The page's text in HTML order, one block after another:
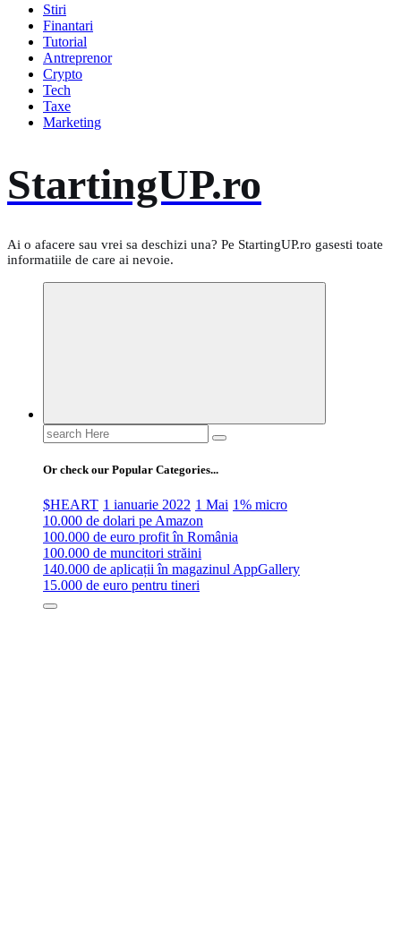
Stiri
Finantari
Tutorial
Antreprenor
Crypto
Tech
Taxe
Marketing
StartingUP.ro
Ai o afacere sau vrei sa deschizi una? Pe StartingUP.ro gasesti toate
informatiile de care ai nevoie.
Search
for:
Or check our Popular Categories...
$HEART 1 ianuarie 2022 1 Mai 1% micro
10.000 de dolari pe Amazon
100.000 de euro profit în România
100.000 de muncitori străini
140.000 de aplicații în magazinul AppGallery
15.000 de euro pentru tineri